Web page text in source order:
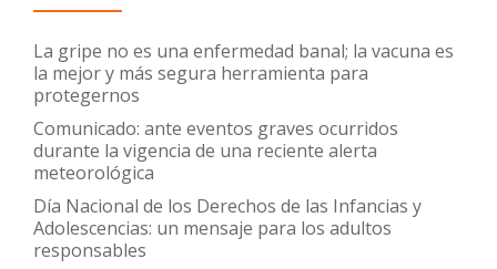
segura
y
La gripe no es una enfermedad banal; la vacuna es
la mejor y más segura herramienta para
protegernos
Comunicado: ante eventos graves ocurridos
durante la vigencia de una reciente alerta
meteorológica
Día Nacional de los Derechos de las Infancias y
Adolescencias: un mensaje para los adultos
responsables